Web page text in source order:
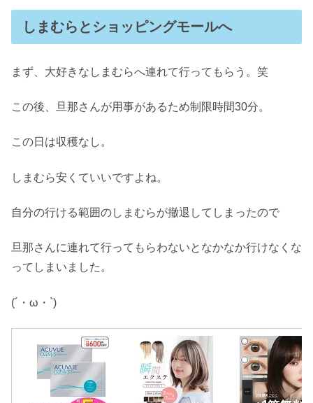
しまむらとショッピングモールへ
まず、大好きなしまむらへ連れて行ってもらう。笑
この後、旦那さんが用事があるため制限時間30分。
この日は収穫なし。
しまむら安くていいですよね。
自分の行ける範囲のしまむらが撤退してしまったので
旦那さんに連れて行ってもらわないとなかなか行けなくな
ってしまいました。
(´・ω・`)